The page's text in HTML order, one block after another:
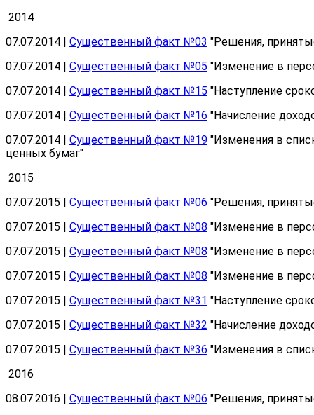
2014
07.07.2014 | Существенный факт №03 "Решения,
07.07.2014 | Существенный факт №05 "Изменение в
07.07.2014 | Существенный факт №15 "Наступление
07.07.2014 | Существенный факт №16 "Начисление
07.07.2014 | Существенный факт №19 "Изменения в
ценных бумаг"
2015
07.07.2015 | Существенный факт №06 "Решения,
07.07.2015 | Существенный факт №08 "Изменение в
07.07.2015 | Существенный факт №08 "Изменение в
07.07.2015 | Существенный факт №08 "Изменение в
07.07.2015 | Существенный факт №31 "Наступление
07.07.2015 | Существенный факт №32 "Начисление
07.07.2015 | Существенный факт №36 "Изменения в
2016
08.07.2016 | Существенный факт №06 "Решения,